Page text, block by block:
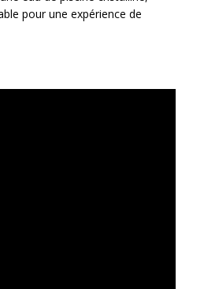
pour une expérience de